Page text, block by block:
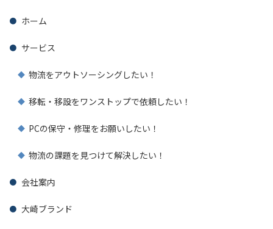
ホーム
サービス
物流をアウトソーシングしたい！
移転・移設をワンストップで依頼したい！
PCの保守・修理をお願いしたい！
物流の課題を見つけて解決したい！
会社案内
大崎ブランド